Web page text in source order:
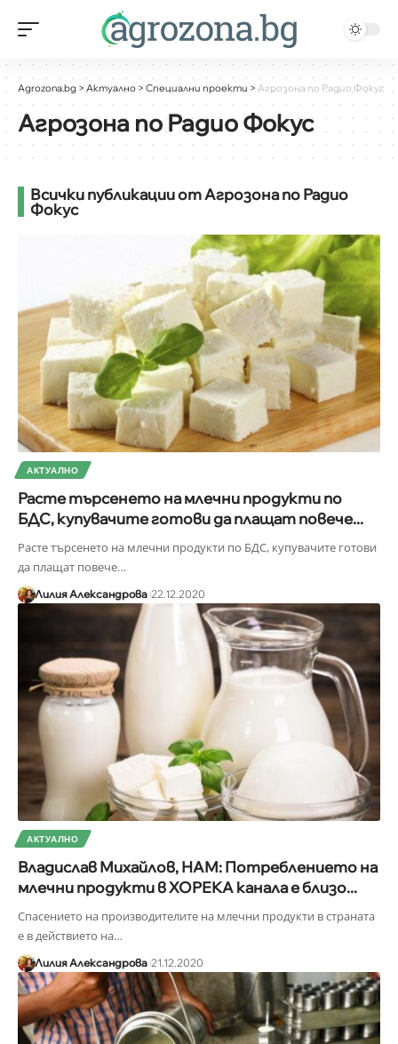
Agrozona.bg > Актуално > Специални проекти > Агрозона по Радио Фокус
Агрозона по Радио Фокус
Всички публикации от Агрозона по Радио
Фокус
АКТУАЛНО
Расте търсенето на млечни продукти по
БДС, купувачите готови да плащат повече...
Расте търсенето на млечни продукти по БДС, купувачите готови
да плащат повече…
Лилия Александрова 22.12.2020
АКТУАЛНО
Владислав Михайлов, НАМ: Потреблението на
млечни продукти в ХОРЕКА канала е близо...
Спасението на производителите на млечни продукти в страната
е в действието на…
Лилия Александрова 21.12.2020